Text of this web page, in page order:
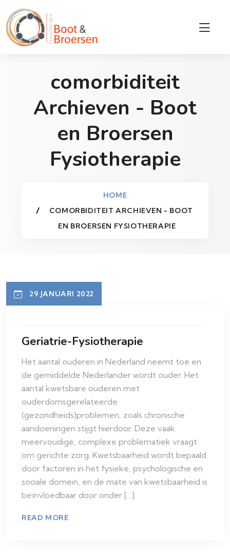
comorbiditeit
Archieven - Boot
en Broersen
Fysiotherapie
HOME
COMORBIDITEIT ARCHIEVEN - BOOT
EN BROERSEN FYSIOTHERAPIE
29 JANUARI 2022
Geriatrie-Fysiotherapie
Het aantal ouderen in Nederland neemt toe en
de gemiddelde Nederlander wordt ouder. Het
aantal kwetsbare ouderen met
ouderdomsgerelateerde
(gezondheids)problemen, zoals chronische
aandoeningen stijgt hierdoor. Deze vaak
meervoudige, complexe problematiek vraagt
om gerichte zorg. Kwetsbaarheid wordt bepaald
door factoren in het fysieke, psychologische en
sociale domein, en de mate van kwetsbaarheid is
beïnvloedbaar door onder […]
READ MORE